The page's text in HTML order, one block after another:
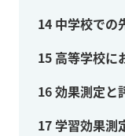
14 中学校での
15 高等学校に
16効果測定と
17学習効果測